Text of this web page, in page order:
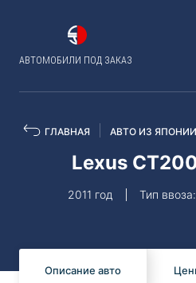
АВТОМОБИЛИ ПОД ЗАКАЗ
ГЛАВНАЯ АВТО ИЗ ЯПОНИИ
Lexus
2011 год Тип
Описание авто